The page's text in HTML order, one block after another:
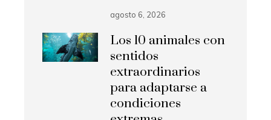
agosto 6, 2026
Los 10 animales con
sentidos
extraordinarios
para adaptarse a
condiciones